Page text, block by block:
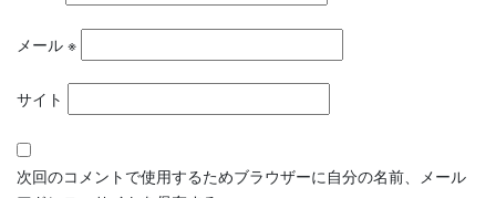
メール ※
サイト
次回のコメントで使用するためブラウザーに自分の名前、メール